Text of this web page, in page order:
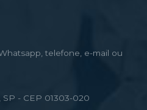
telefone, e-mail ou
- CEP 01303-020